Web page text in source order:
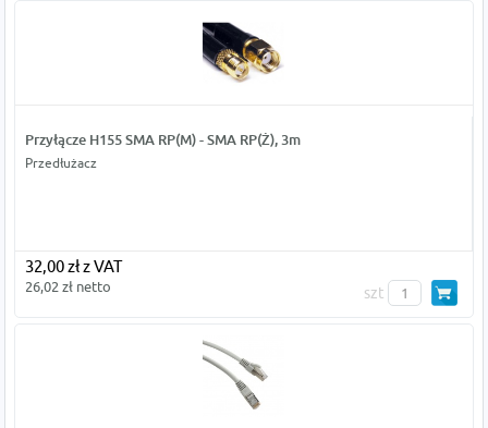
Przyłącze H155 SMA RP(M) - SMA RP(Ż), 3m
Przedłużacz
32,00 zł z VAT
26,02 zł netto szt